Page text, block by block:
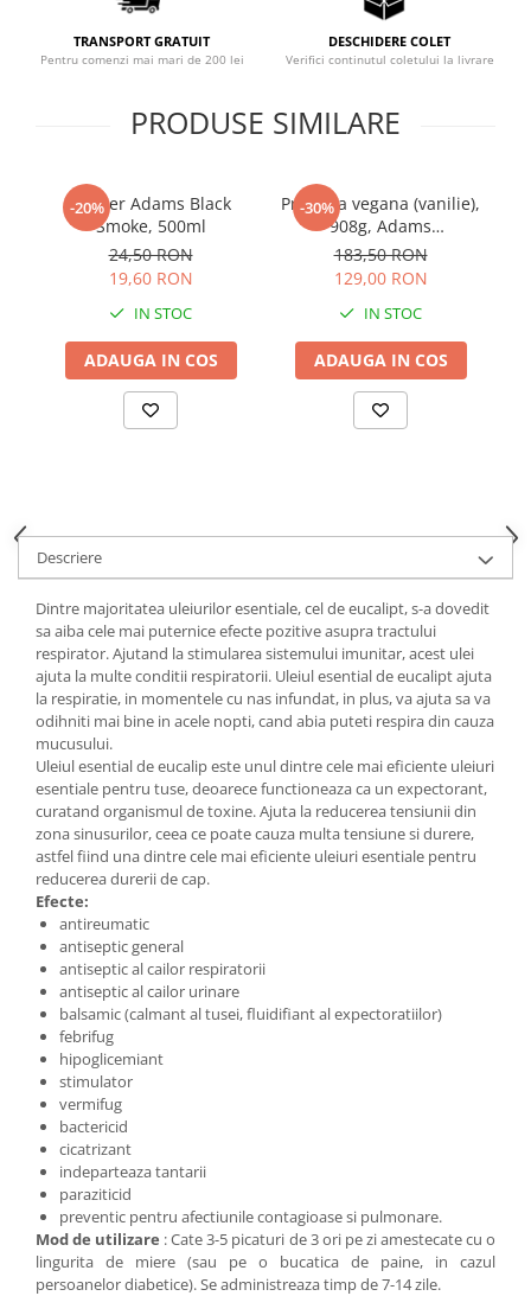
Sistemul circulator
Sistemul muscular
Tulburari hormonale
TRANSPORT GRATUIT
Pentru comenzi mai mari de 200 lei
DESCHIDERE COLET
Verifici continutul coletului la livrare
PRODUSE SIMILARE
-20%
Shaker Adams Black
Smoke, 500ml
24,50 RON
19,60 RON
IN STOC
ADAUGA IN COS
-30%
Proteina vegana (vanilie),
908g, Adams
Supplements
183,50 RON
129,00 RON
IN STOC
ADAUGA IN COS
Descriere
Dintre majoritatea uleiurilor esentiale, cel de eucalipt, s-a dovedit
sa aiba cele mai puternice efecte pozitive asupra tractului
respirator. Ajutand la stimularea sistemului imunitar, acest ulei
ajuta la multe conditii respiratorii. Uleiul esential de eucalipt ajuta
la respiratie, in momentele cu nas infundat, in plus, va ajuta sa va
odihniti mai bine in acele nopti, cand abia puteti respira din cauza
mucusului.
Uleiul esential de eucalip este unul dintre cele mai eficiente uleiuri
esentiale pentru tuse, deoarece functioneaza ca un expectorant,
curatand organismul de toxine. Ajuta la reducerea tensiunii din
zona sinusurilor, ceea ce poate cauza multa tensiune si durere,
astfel fiind una dintre cele mai eficiente uleiuri esentiale pentru
reducerea durerii de cap.
Efecte:
antireumatic
antiseptic general
antiseptic al cailor respiratorii
antiseptic al cailor urinare
balsamic (calmant al tusei, fluidifiant al expectoratiilor)
febrifug
hipoglicemiant
stimulator
vermifug
bactericid
cicatrizant
indeparteaza tantarii
paraziticid
preventic pentru afectiunile contagioase si pulmonare.
Mod de utilizare : Cate 3-5 picaturi de 3 ori pe zi amestecate cu o
lingurita de miere (sau pe o bucatica de paine, in cazul
persoanelor diabetice). Se administreaza timp de 7-14 zile.